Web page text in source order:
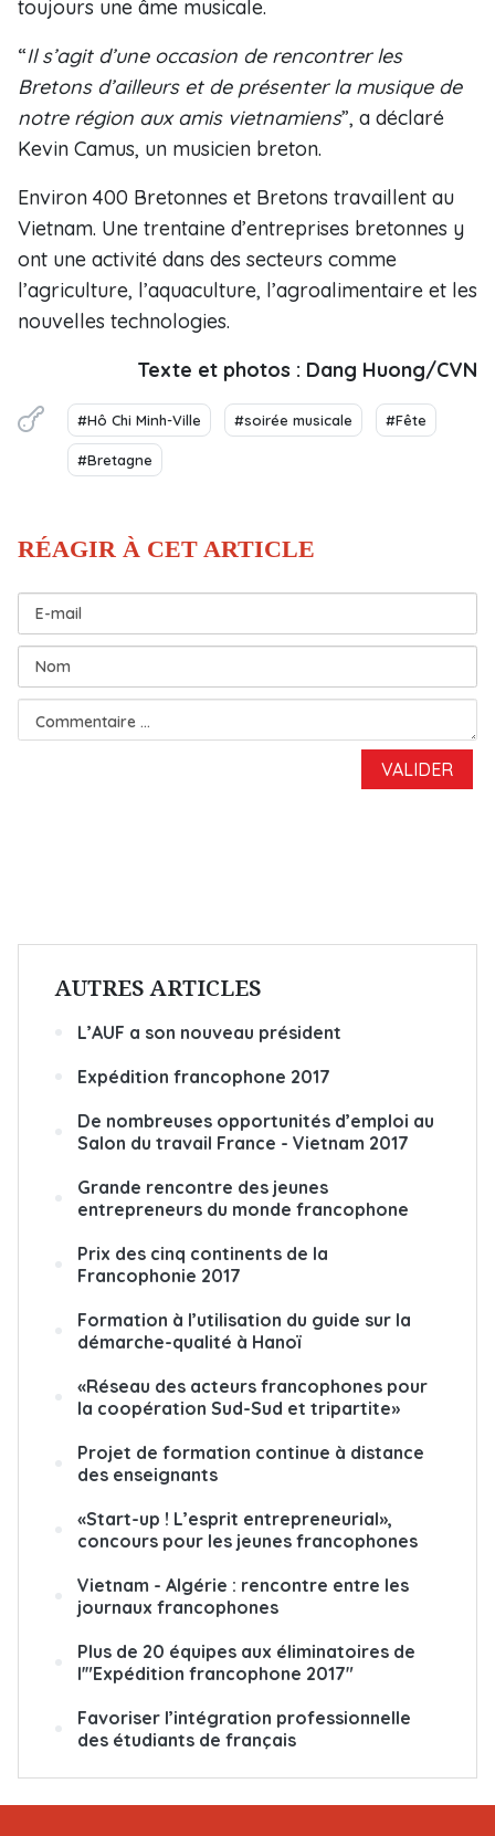
toujours une âme musicale.
“Il s’agit d’une occasion de rencontrer les
Bretons d’ailleurs et de présenter la musique de
notre région aux amis vietnamiens”, a déclaré
Kevin Camus, un musicien breton.
Environ 400 Bretonnes et Bretons travaillent au
Vietnam. Une trentaine d’entreprises bretonnes y
ont une activité dans des secteurs comme
l’agriculture, l’aquaculture, l’agroalimentaire et les
nouvelles technologies.
Texte et photos : Dang Huong/CVN
#Hô Chi Minh-Ville #soirée musicale #Fête
#Bretagne
AUTRES ARTICLES
L’AUF a son nouveau président
Expédition francophone 2017
De nombreuses opportunités d’emploi au
Salon du travail France - Vietnam 2017
Grande rencontre des jeunes
entrepreneurs du monde francophone
Prix des cinq continents de la
Francophonie 2017
Formation à l’utilisation du guide sur la
démarche-qualité à Hanoï
«Réseau des acteurs francophones pour
la coopération Sud-Sud et tripartite»
Projet de formation continue à distance
des enseignants
«Start-up ! L’esprit entrepreneurial»,
concours pour les jeunes francophones
Vietnam - Algérie : rencontre entre les
journaux francophones
Plus de 20 équipes aux éliminatoires de
l'"Expédition francophone 2017"
Favoriser l’intégration professionnelle
des étudiants de français